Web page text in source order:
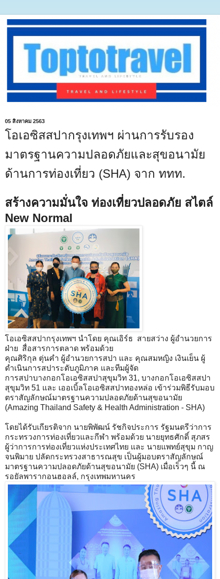
05 สิงหาคม 2563
โอเอซิสสปากรุงเทพฯ ผ่านการรับรอง
มาตรฐานความปลอดภัยและสุขอนามัย
ด้านการท่องเที่ยว (SHA) จาก ททท.
สร้างความมั่นใจ ท่องเที่ยวปลอดภัย สไตล์
New Normal
โอเอซิสสปากรุงเทพฯ นำโดย คุณเอิร์ธ สายสว่าง ผู้อำนวยการ
ฝ่าย สื่อสารการตลาด พร้อมด้วย
คุณศิริกุล ตุ่นคำ ผู้อำนวยการสปา และ คุณสมหญิง เงินเย็น ผู้
ดำเนินการสปาระดับภูมิภาค และทีมผู้จัด
การสปาบางกอกโอเอซิสสปาสุขุมวิท 31, บางกอกโอเอซิสสปา
สุขุมวิท 51 และ เออเบิ้ลโอเอซิสสปาทองหล่อ เข้าร่วมพิธีรับมอบ
ตราสัญลักษณ์มาตรฐานความปลอดภัยด้านสุขอนามัย
(Amazing Thailand Safety & Health Administration - SHA)
โดยได้รับเกียรติจาก นายพิพัฒน์ รัชกิจประการ รัฐมนตรีว่าการ
กระทรวงการท่องเที่ยวและกีฬา พร้อมด้วย นายยุทธศักดิ์ สุภสร
ผู้ว่าการการท่องเที่ยวแห่งประเทศไทย และ นายแพทย์สุขุม กาญ
จนพิมาย ปลัดกระทรวงสาธารณสุข เป็นผู้มอบตราสัญลักษณ์
มาตรฐานความปลอดภัยด้านสุขอนามัย (SHA) เมื่อเร็วๆ นี้ ณ
รอยัลพารากอนฮอลล์, กรุงเทพมหานคร